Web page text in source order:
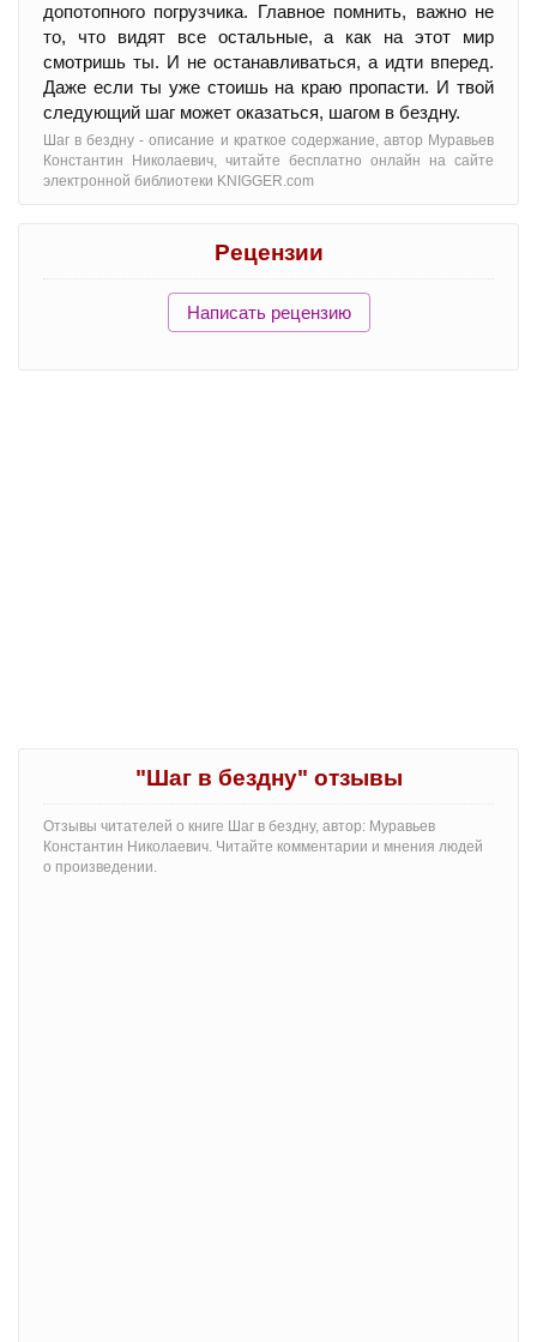
допотопного погрузчика. Главное помнить, важно не
то, что видят все остальные, а как на этот мир
смотришь ты. И не останавливаться, а идти вперед.
Даже если ты уже стоишь на краю пропасти. И твой
следующий шаг может оказаться, шагом в бездну.
Шаг в бездну - oписание и краткое содержание, автор Муравьев
Константин Николаевич, читайте бесплатно онлайн на сайте
электронной библиотеки KNIGGER.com
Рецензии
Написать рецензию
"Шаг в бездну" отзывы
Отзывы читателей о книге Шаг в бездну, автор: Муравьев
Константин Николаевич. Читайте комментарии и мнения людей
о произведении.